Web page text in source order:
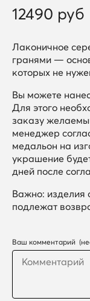
12490 руб
Лаконичное
гранями —
которых не
Вы можете
Для этого
заказу
менеджер
медальон на
украшение
дней после
Важно: изделия
подлежат
Ваш комментарий